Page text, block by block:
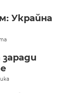
Украйна